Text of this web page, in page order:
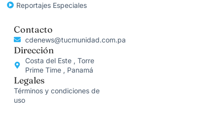
Reportajes Especiales
Contacto
cdenews@tucmunidad.com.pa
Dirección
Costa del Este , Torre
Prime Time , Panamá
Legales
Términos y condiciones de
uso